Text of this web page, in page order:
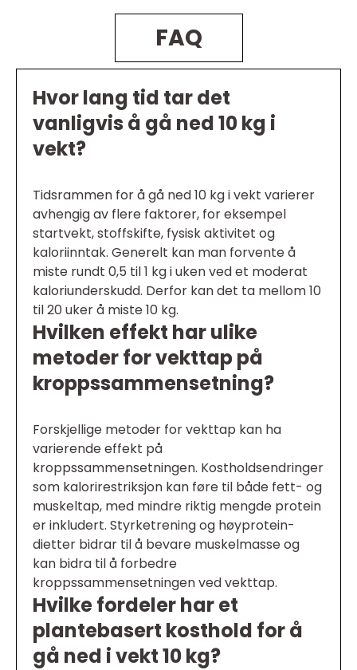
FAQ
Hvor lang tid tar det
vanligvis å gå ned 10 kg i
vekt?
Tidsrammen for å gå ned 10 kg i vekt varierer
avhengig av flere faktorer, for eksempel
startvekt, stoffskifte, fysisk aktivitet og
kaloriinntak. Generelt kan man forvente å
miste rundt 0,5 til 1 kg i uken ved et moderat
kaloriunderskudd. Derfor kan det ta mellom 10
til 20 uker å miste 10 kg.
Hvilken effekt har ulike
metoder for vekttap på
kroppssammensetning?
Forskjellige metoder for vekttap kan ha
varierende effekt på
kroppssammensetningen. Kostholdsendringer
som kalorirestriksjon kan føre til både fett- og
muskeltap, med mindre riktig mengde protein
er inkludert. Styrketrening og høyprotein-
dietter bidrar til å bevare muskelmasse og
kan bidra til å forbedre
kroppssammensetningen ved vekttap.
Hvilke fordeler har et
plantebasert kosthold for å
gå ned i vekt 10 kg?